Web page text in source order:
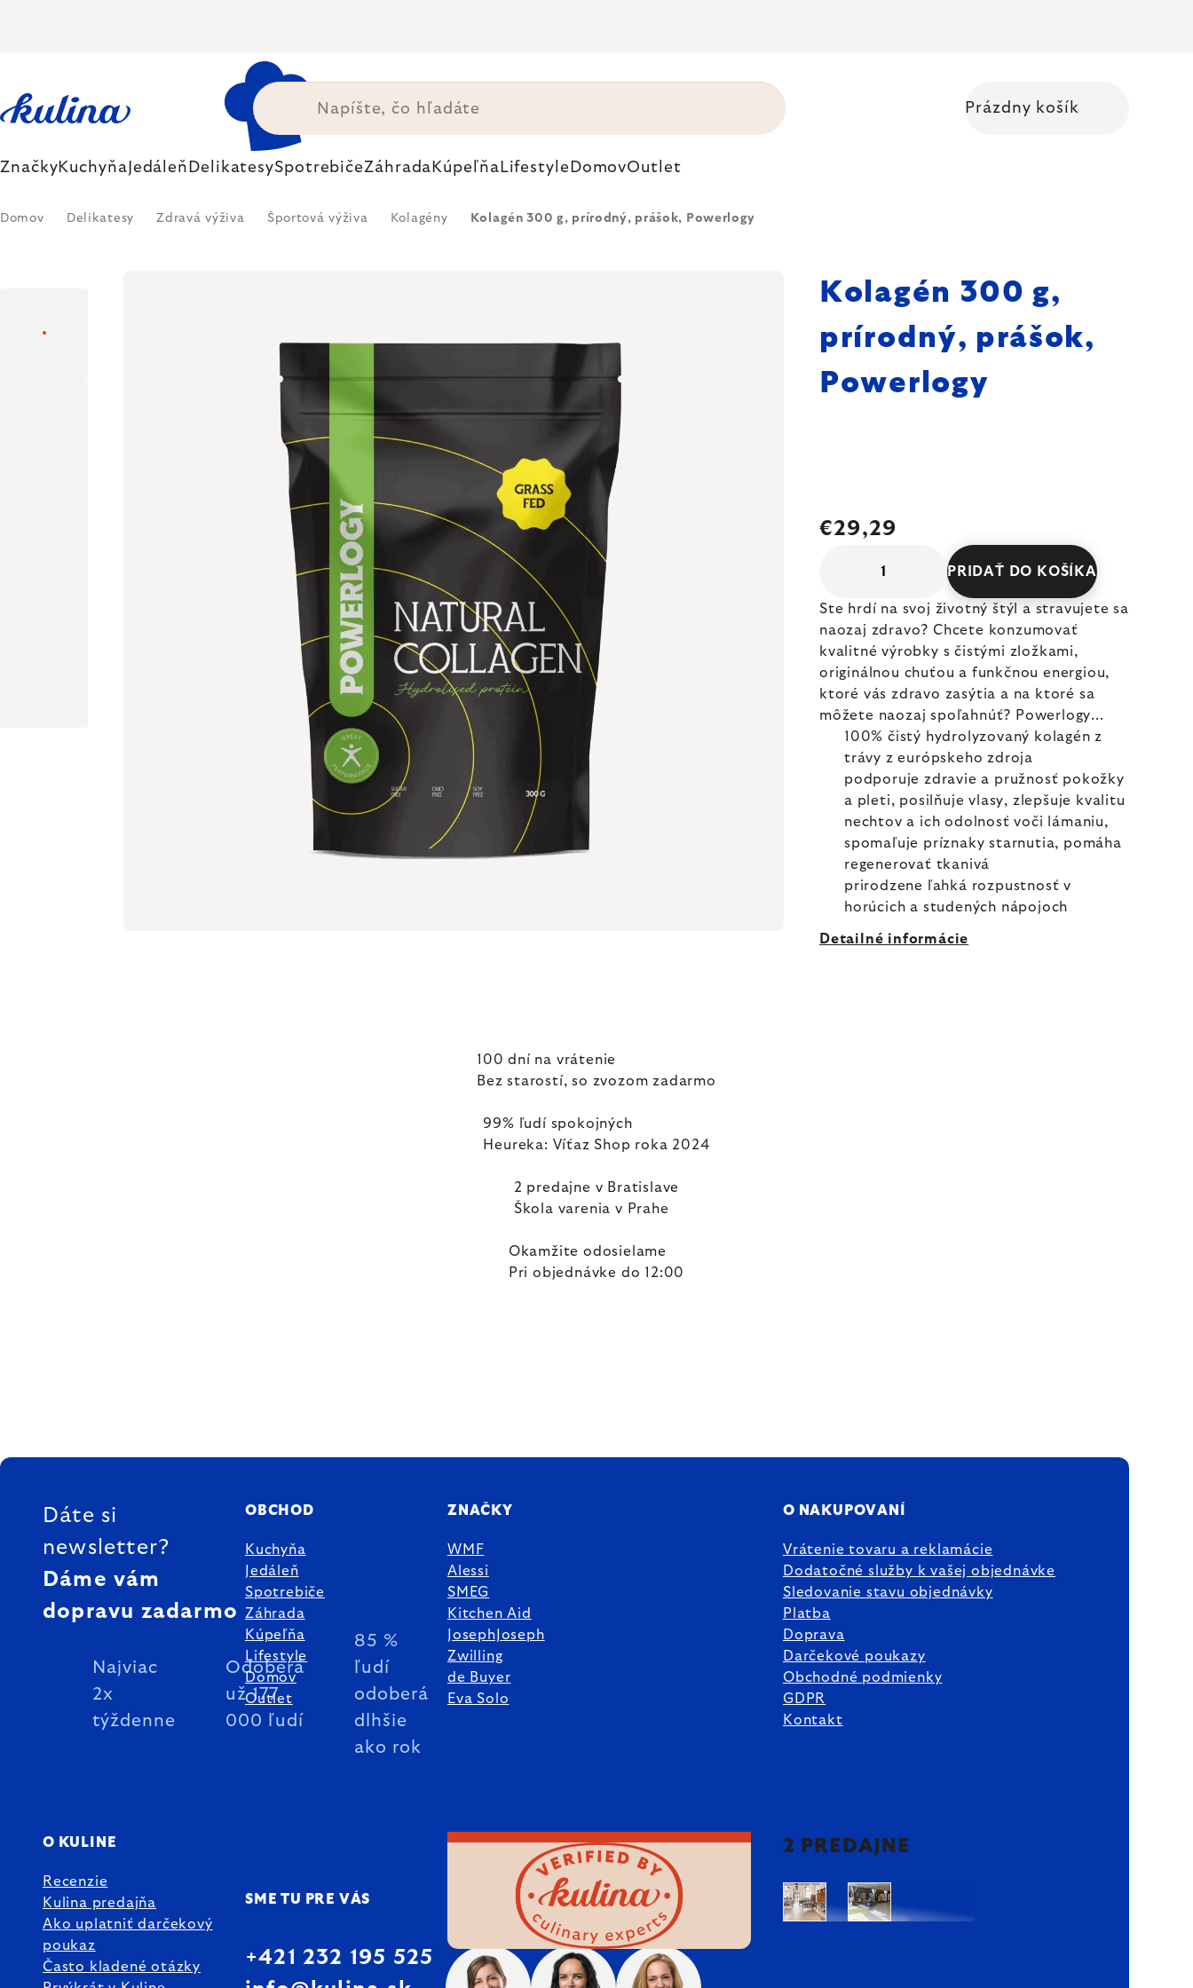
Prázdny košík
ZnačkyKuchyňa Jedáleň DelikatesySpotrebičeZáhrada Kúpeľňa Lifestyle DomovOutlet
Domov Delikatesy Zdravá výživa Športová výživa Kolagény Kolagén 300 g, prírodný, prášok, Powerlogy
Kolagén 300 g,
prírodný, prášok,
Powerlogy
€29,29
PRIDAŤ DO KOŠÍKA
Ste hrdí na svoj životný štýl a stravujete sa
naozaj zdravo? Chcete konzumovať
kvalitné výrobky s čistými zložkami,
originálnou chuťou a funkčnou energiou,
ktoré vás zdravo zasýtia a na ktoré sa
môžete naozaj spoľahnúť? Powerlogy...
100% čistý hydrolyzovaný kolagén z
trávy z európskeho zdroja
podporuje zdravie a pružnosť pokožky
a pleti, posilňuje vlasy, zlepšuje kvalitu
nechtov a ich odolnosť voči lámaniu,
spomaľuje príznaky starnutia, pomáha
regenerovať tkanivá
prirodzene ľahká rozpustnosť v
horúcich a studených nápojoch
Detailné informácie
100 dní na vrátenie
Bez starostí, so zvozom zadarmo
99% ľudí spokojných
Heureka: Víťaz Shop roka 2024
2 predajne v Bratislave
Škola varenia v Prahe
Okamžite odosielame
Pri objednávke do 12:00
ZÁPÄTIE
Dáte si
newsletter?
Dáme vám
dopravu zadarmo
Najviac
2x
týždenne
Odoberá
už 177
000 ľudí
85 %
ľudí
odoberá
dlhšie
ako rok
OBCHOD
Kuchyňa
Jedáleň
Spotrebiče
Záhrada
Kúpeľňa
Lifestyle
Domov
Outlet
ZNAČKY
WMF
Alessi
SMEG
Kitchen Aid
JosephJoseph
Zwilling
de Buyer
Eva Solo
O NAKUPOVANÍ
Vrátenie tovaru a reklamácie
Dodatočné služby k vašej objednávke
Sledovanie stavu objednávky
Platba
Doprava
Darčekové poukazy
Obchodné podmienky
GDPR
Kontakt
O KULINE
Recenzie
Kulina predajňa
Ako uplatniť darčekový
poukaz
Často kladené otázky
SME TU PRE VÁS
+421 232 195 525
2 PREDAJNE